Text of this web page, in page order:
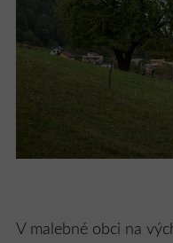
V malebné obci na